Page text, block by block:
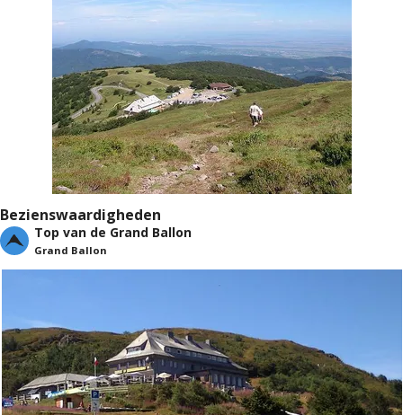
Bezienswaardigheden
Top van de Grand Ballon
Grand Ballon